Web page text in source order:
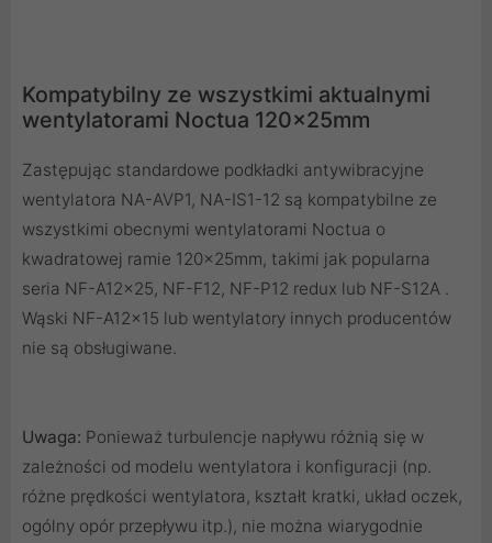
Kompatybilny ze wszystkimi aktualnymi
wentylatorami Noctua 120x25mm
Zastępując standardowe podkładki antywibracyjne
wentylatora NA-AVP1, NA-IS1-12 są kompatybilne ze
wszystkimi obecnymi wentylatorami Noctua o
kwadratowej ramie 120x25mm, takimi jak popularna
seria NF-A12x25, NF-F12, NF-P12 redux lub NF-S12A .
Wąski NF-A12x15 lub wentylatory innych producentów
nie są obsługiwane.
Uwaga: Ponieważ turbulencje napływu różnią się w
zależności od modelu wentylatora i konfiguracji (np.
różne prędkości wentylatora, kształt kratki, układ oczek,
ogólny opór przepływu itp.), nie można wiarygodnie